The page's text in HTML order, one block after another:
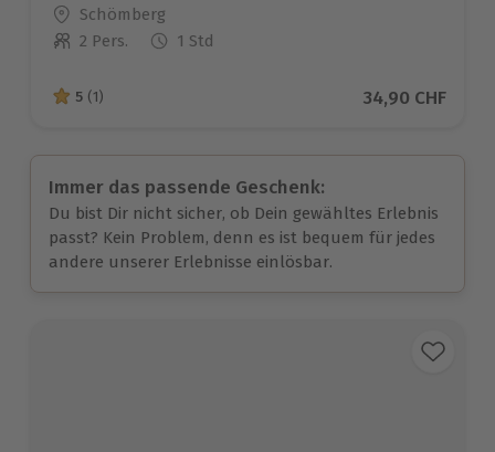
Standort
Schömberg
Anzahl der Teilnehmer
2 Pers. 1 Std
5 von 5 Sternen basierend auf 1 Bewertungen
5 (1) Aktueller Preis
34,90 CHF
Immer das passende Geschenk:
Du bist Dir nicht sicher, ob Dein gewähltes Erlebnis
passt? Kein Problem, denn es ist bequem für jedes
andere unserer Erlebnisse einlösbar.